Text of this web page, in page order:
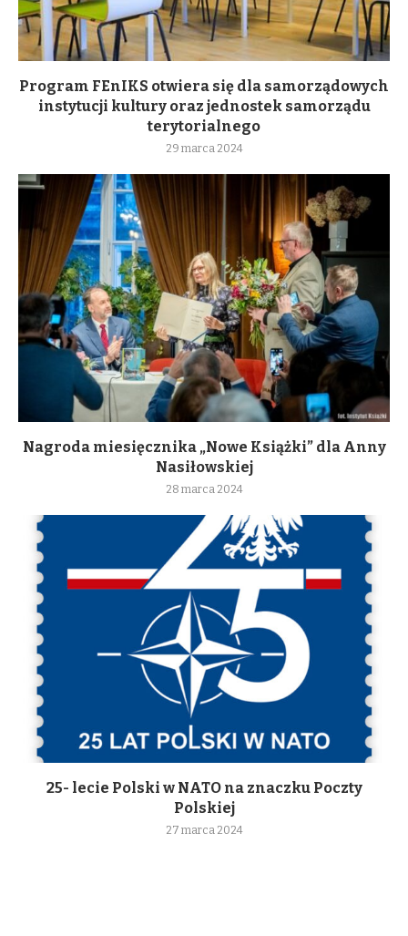
Program FEnIKS otwiera się dla samorządowych
instytucji kultury oraz jednostek samorządu
terytorialnego
29 marca 2024
Nagroda miesięcznika „Nowe Książki” dla Anny
Nasiłowskiej
28 marca 2024
25- lecie Polski w NATO na znaczku Poczty
Polskiej
27 marca 2024